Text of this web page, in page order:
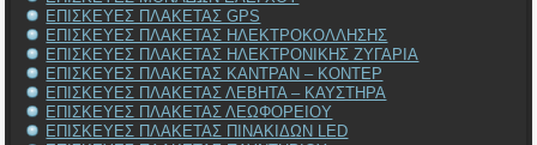
ΕΠΙΣΚΕΥΕΣ ΠΛΑΚΕΤΑΣ GPS
ΕΠΙΣΚΕΥΕΣ ΠΛΑΚΕΤΑΣ ΗΛΕΚΤΡΟΚΟΛΛΗΣΗΣ
ΕΠΙΣΚΕΥΕΣ ΠΛΑΚΕΤΑΣ ΗΛΕΚΤΡΟΝΙΚΗΣ ΖΥΓΑΡΙΑ
ΕΠΙΣΚΕΥΕΣ ΠΛΑΚΕΤΑΣ ΚΑΝΤΡΑΝ – ΚΟΝΤΕΡ
ΕΠΙΣΚΕΥΕΣ ΠΛΑΚΕΤΑΣ ΛΕΒΗΤΑ – ΚΑΥΣΤΗΡΑ
ΕΠΙΣΚΕΥΕΣ ΠΛΑΚΕΤΑΣ ΛΕΩΦΟΡΕΙΟΥ
ΕΠΙΣΚΕΥΕΣ ΠΛΑΚΕΤΑΣ ΠΙΝΑΚΙΔΩΝ LED